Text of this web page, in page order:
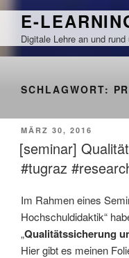
Zum
springen
E-
Digitale Lehre an und
SCHLAGWORT: PR
VERÖFFENTLICHT
AM
MÄRZ 30, 2016
[seminar]
#tugraz
Im Rahmen eines
Hochschuldidaktik“
„Qualitätssicherung
Hier gibt es meinen